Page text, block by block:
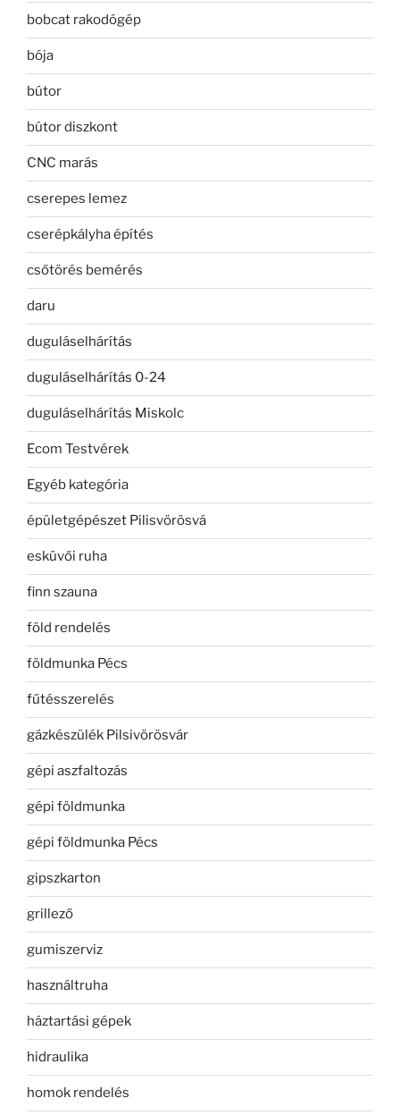
bobcat rakodógép
bója
bútor
bútor diszkont
CNC marás
cserepes lemez
cserépkályha építés
csőtörés bemérés
daru
duguláselhárítás
duguláselhárítás 0-24
duguláselhárítás Miskolc
Ecom Testvérek
Egyéb kategória
épületgépészet Pilisvörösvá
esküvői ruha
finn szauna
föld rendelés
földmunka Pécs
fűtésszerelés
gázkészülék Pilsivörösvár
gépi aszfaltozás
gépi földmunka
gépi földmunka Pécs
gipszkarton
grillező
gumiszerviz
használtruha
háztartási gépek
hidraulika
homok rendelés